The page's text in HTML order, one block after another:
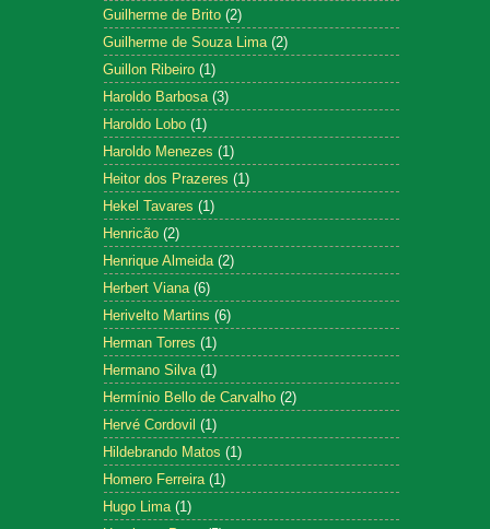
Guilherme de Brito (2)
Guilherme de Souza Lima (2)
Guillon Ribeiro (1)
Haroldo Barbosa (3)
Haroldo Lobo (1)
Haroldo Menezes (1)
Heitor dos Prazeres (1)
Hekel Tavares (1)
Henricão (2)
Henrique Almeida (2)
Herbert Viana (6)
Herivelto Martins (6)
Herman Torres (1)
Hermano Silva (1)
Hermínio Bello de Carvalho (2)
Hervé Cordovil (1)
Hildebrando Matos (1)
Homero Ferreira (1)
Hugo Lima (1)